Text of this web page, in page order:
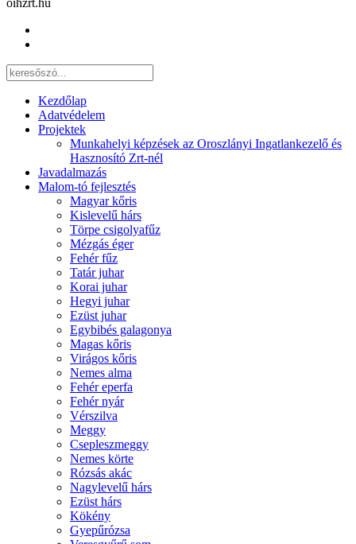
oihzrt.hu
Kezdőlap
Adatvédelem
Projektek
Munkahelyi képzések az Oroszlányi Ingatlankezelő és
Hasznosító Zrt-nél
Javadalmazás
Malom-tó fejlesztés
Magyar kőris
Kislevelű hárs
Törpe csigolyafűz
Mézgás éger
Fehér fűz
Tatár juhar
Korai juhar
Hegyi juhar
Ezüst juhar
Egybibés galagonya
Magas kőris
Virágos kőris
Nemes alma
Fehér eperfa
Fehér nyár
Vérszilva
Meggy
Csepleszmeggy
Nemes körte
Rózsás akác
Nagylevelű hárs
Ezüst hárs
Kökény
Gyepűrózsa